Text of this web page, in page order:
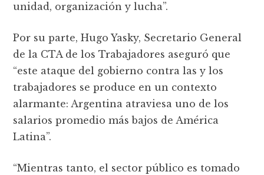
unidad, organización y lucha”.
Por su parte, Hugo Yasky, Secretario General
de la CTA de los Trabajadores aseguró que
“este ataque del gobierno contra las y los
trabajadores se produce en un contexto
alarmante: Argentina atraviesa uno de los
salarios promedio más bajos de América
Latina”.
“Mientras tanto, el sector público es tomado